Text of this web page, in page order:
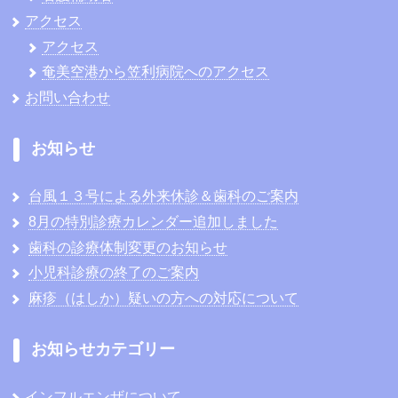
アクセス
アクセス
奄美空港から笠利病院へのアクセス
お問い合わせ
お知らせ
台風１３号による外来休診＆歯科のご案内
8月の特別診療カレンダー追加しました
歯科の診療体制変更のお知らせ
小児科診療の終了のご案内
麻疹（はしか）疑いの方への対応について
お知らせカテゴリー